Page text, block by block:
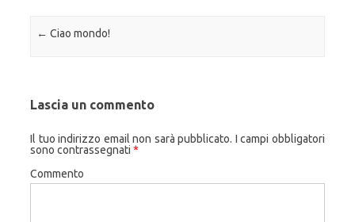
Navigazione articolo
← Ciao mondo!
Lascia un commento
Il tuo indirizzo email non sarà pubblicato. I campi obbligatori
sono contrassegnati *
Commento